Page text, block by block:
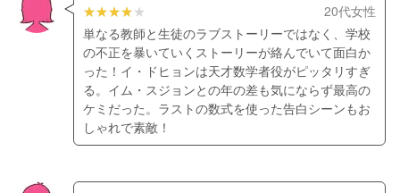
20代女性
単なる教師と生徒のラブストーリーではなく、学校
の不正を暴いていくストーリーが絡んでいて面白か
った！イ・ドヒョンは天才数学者役がピッタリすぎ
る。イム・スジョンとの年の差も気にならず最高の
ケミだった。ラストの数式を使った告白シーンもお
しゃれで素敵！